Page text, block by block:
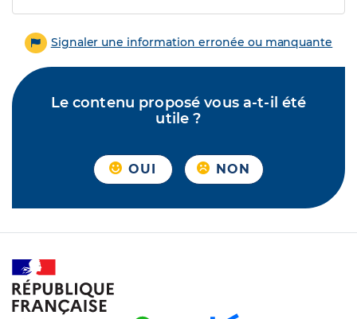
Signaler une information erronée ou manquante
Le contenu proposé vous a-t-il été
utile ?
OUI NON